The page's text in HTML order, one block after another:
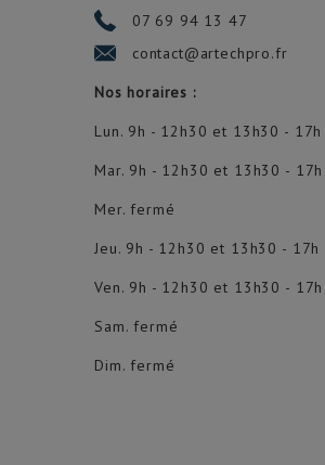
07 69 94 13 47
contact@artechpro.fr
Nos horaires :
Lun. 9h - 12h30 et 13h30 - 17h
Mar. 9h - 12h30 et 13h30 - 17h
Mer. fermé
Jeu. 9h - 12h30 et 13h30 - 17h
Ven. 9h - 12h30 et 13h30 - 17h
Sam. fermé
Dim. fermé